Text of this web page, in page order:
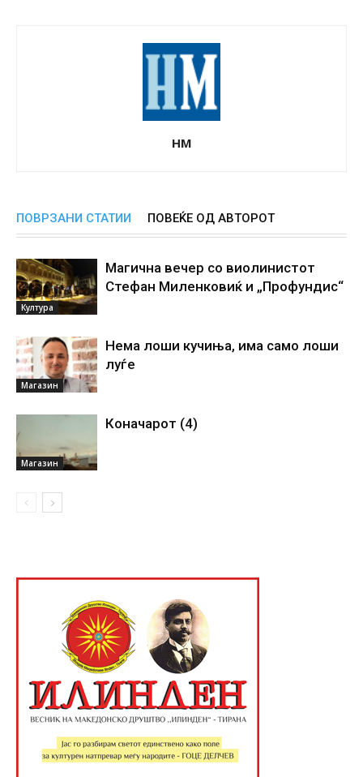
НМ
ПОВРЗАНИ СТАТИИ ПОВЕЌЕ ОД АВТОРОТ
Култура
Магична вечер со виолинистот
Стефан Миленковиќ и „Профундис“
Магазин
Нема лоши кучиња, има само лоши
луѓе
Магазин
Коначарот (4)